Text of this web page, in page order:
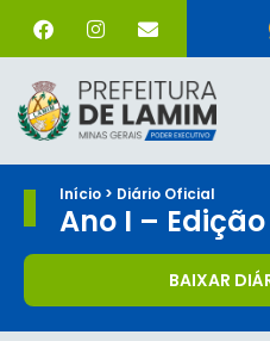
Início > Diário Oficial
Ano I – Edição
BAIXAR